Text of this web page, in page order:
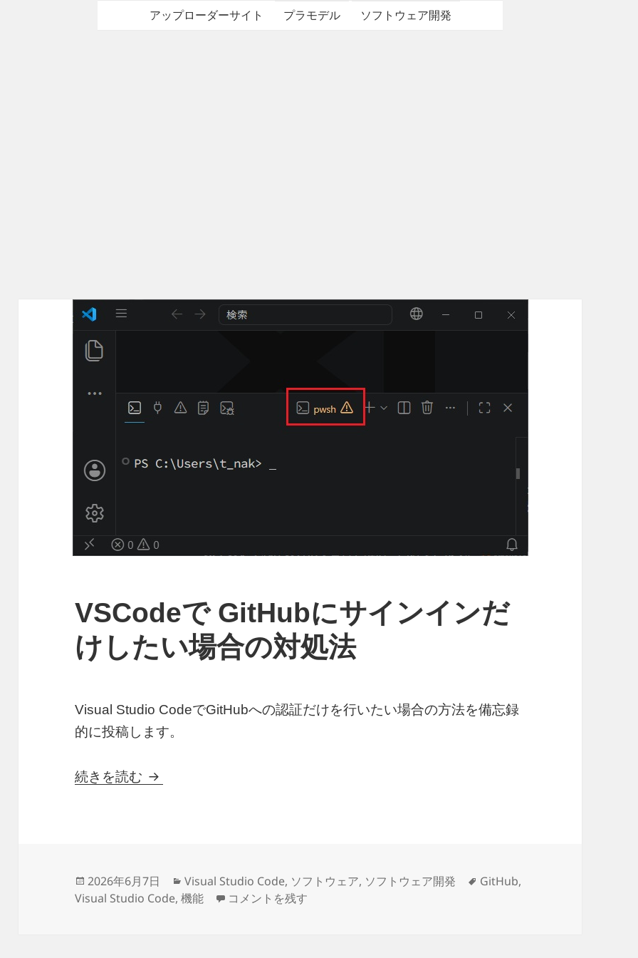
アップローダーサイト プラモデル ソフトウェア開発
VSCodeで GitHubにサインインだ
けしたい場合の対処法
Visual Studio CodeでGitHubへの認証だけを行いたい場合の方法を備忘録
的に投稿します。
続きを読む VSCodeで GitHubにサインインだけしたい場合の対処法
投
稿
2026年6月7日
カ
テ
Visual Studio Code, ソフトウェア, ソフトウェア開発
タ
GitHub,
Visual Studio Code,機能 VSCodeで GitHubにサインインだけしたい場合の対処法 に
コメントを残す